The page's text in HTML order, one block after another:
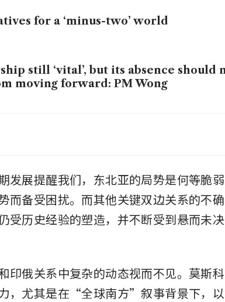
for a ‘minus-two’ world
still ‘vital’, but its absence should
moving forward: PM Wong
发展提醒我们，东北亚的局势是何等脆
而备受困扰。而其他关键双边关系的不
受历史经验的塑造，并不断受到悬而未
印俄关系中复杂的动态视而不见。莫斯
，尤其是在“全球南方”叙事背景下，